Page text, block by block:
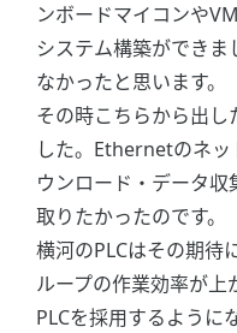
ンボードマイコンや
システム構築ができま
なかったと思います。
その時こちらから出
した。Ethernetのネ
ウンロード・データ
取りたかったのです。
横河のPLCはその期待
ループの作業効率が上
PLCを採用するように